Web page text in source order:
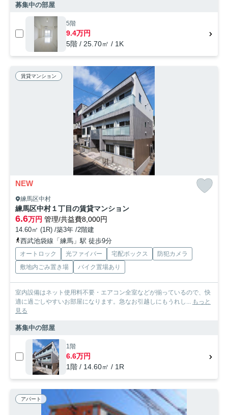
募集中の部屋
5階
9.4万円
5階 / 25.70㎡ / 1K
賃貸マンション
NEW
練馬区中村
練馬区中村１丁目の賃貸マンション
6.6万円 管理/共益費8,000円
14.60㎡ (1R) /築3年 /2階建
西武池袋線「練馬」駅 徒歩9分
オートロック 光ファイバー 宅配ボックス
防犯カメラ
敷地内ごみ置き場
バイク置場あり
室内設備はネット使用料不要・エアコン全室などが揃っているので、快
適に過ごしやすいお部屋になります。急なお引越しにもうれし...
もっと
見る
募集中の部屋
1階
6.6万円
1階 / 14.60㎡ / 1R
アパート